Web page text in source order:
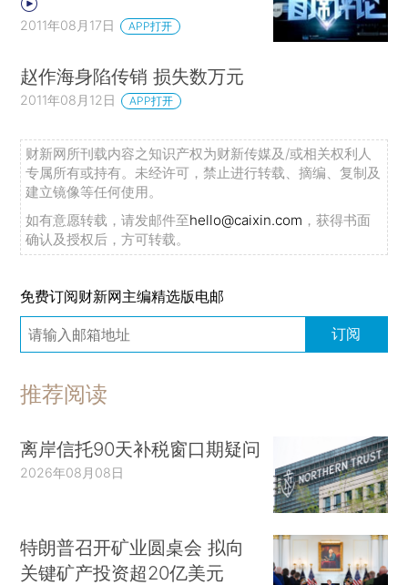
2011年08月17日 APP打开
赵作海身陷传销 损失数万元
2011年08月12日 APP打开
财新网所刊载内容之知识产权为财新传媒及/或相关权利人
专属所有或持有。未经许可，禁止进行转载、摘编、复制及
建立镜像等任何使用。
如有意愿转载，请发邮件至hello@caixin.com ，获得书面
确认及授权后，方可转载。
免费订阅财新网主编精选版电邮
订阅
推荐阅读
离岸信托90天补税窗口期疑问
2026年08月08日
特朗普召开矿业圆桌会 拟向
关键矿产投资超20亿美元